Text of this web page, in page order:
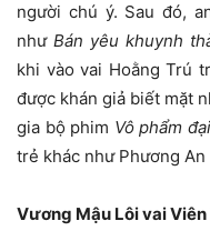
người chú ý. Sau đó,
như Bán yêu khuynh
khi vào vai Hoằng Trú
được khán giả biết mặt
gia bộ phim Vô phẩm
trẻ khác như Phương An
Vương Mậu Lôi vai Viên